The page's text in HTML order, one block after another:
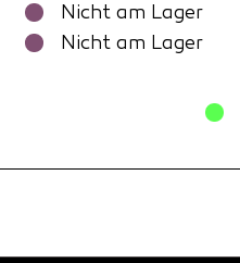
Nicht am Lager
Nicht am Lager